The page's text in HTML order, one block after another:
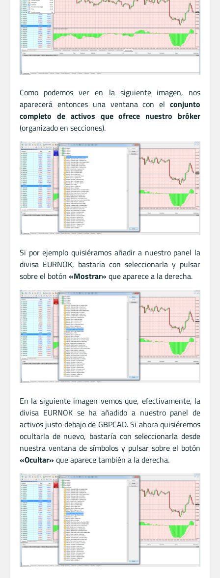
Como podemos ver en la siguiente imagen, nos
aparecerá entonces una ventana con el conjunto
completo de activos que ofrece nuestro bróker
(organizado en secciones).
Si por ejemplo quisiéramos añadir a nuestro panel la
divisa EURNOK, bastaría con seleccionarla y pulsar
sobre el botón «Mostrar» que aparece a la derecha.
En la siguiente imagen vemos que, efectivamente, la
divisa EURNOK se ha añadido a nuestro panel de
activos justo debajo de GBPCAD. Si ahora quisiéremos
ocultarla de nuevo, bastaría con seleccionarla desde
nuestra ventana de símbolos y pulsar sobre el botón
«Ocultar» que aparece también a la derecha.